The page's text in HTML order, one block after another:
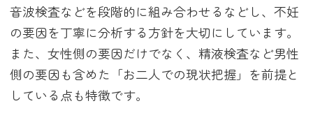
音波検査などを段階的に組み合わせるなどし、不妊
の要因を丁寧に分析する方針を大切にしています。
また、女性側の要因だけでなく、精液検査など男性
側の要因も含めた「お二人での現状把握」を前提と
している点も特徴です。